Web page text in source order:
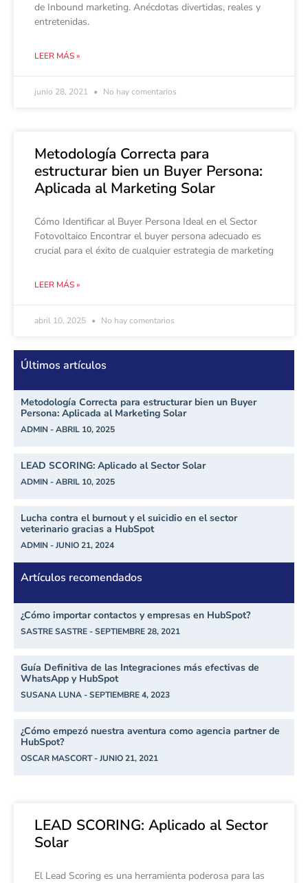
de Inbound marketing. Anécdotas divertidas, reales y
entretenidas.
LEER MÁS »
junio 28, 2021 No hay comentarios
Metodología Correcta para
estructurar bien un Buyer Persona:
Aplicada al Marketing Solar
Cómo Identificar al Buyer Persona Ideal en el Sector
Fotovoltaico Encontrar el buyer persona adecuado es
crucial para el éxito de cualquier estrategia de marketing
LEER MÁS »
abril 10, 2025 No hay comentarios
Últimos artículos
Metodología Correcta para estructurar bien un Buyer
Persona: Aplicada al Marketing Solar
ADMIN ABRIL 10, 2025
LEAD SCORING: Aplicado al Sector Solar
ADMIN ABRIL 10, 2025
Lucha contra el burnout y el suicidio en el sector
veterinario gracias a HubSpot
ADMIN JUNIO 21, 2024
Artículos recomendados
¿Cómo importar contactos y empresas en HubSpot?
SASTRE SASTRE SEPTIEMBRE 28, 2021
Guía Definitiva de las Integraciones más efectivas de
WhatsApp y HubSpot
SUSANA LUNA SEPTIEMBRE 4, 2023
¿Cómo empezó nuestra aventura como agencia partner de
HubSpot?
OSCAR MASCORT JUNIO 21, 2021
LEAD SCORING: Aplicado al Sector
Solar
El Lead Scoring es una herramienta poderosa para las